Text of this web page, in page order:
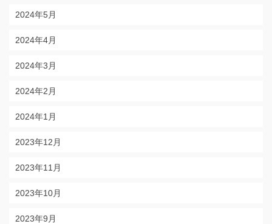
2024年5月
2024年4月
2024年3月
2024年2月
2024年1月
2023年12月
2023年11月
2023年10月
2023年9月